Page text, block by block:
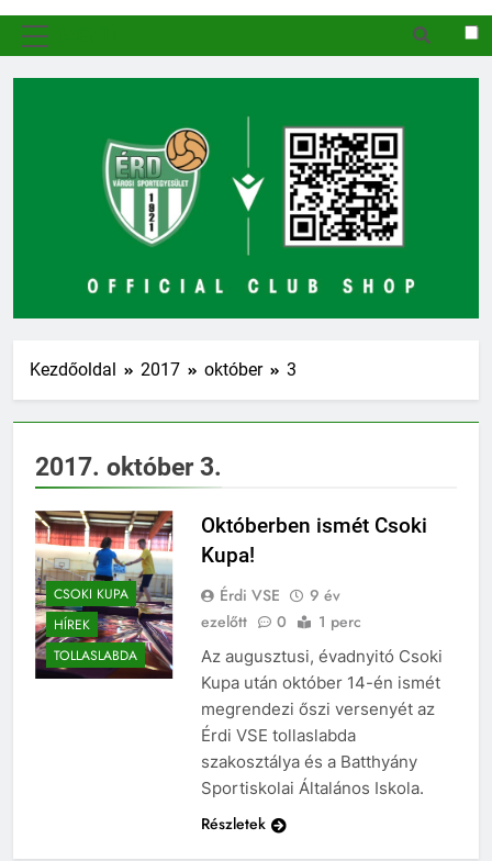
Kezdőoldal 2017 október 3
2017. október 3.
CSOKI KUPA
HÍREK
TOLLASLABDA
Októberben ismét Csoki
Kupa!
Érdi VSE
9 év
ezelőtt
0 1 perc
Az augusztusi, évadnyitó Csoki
Kupa után október 14-én ismét
megrendezi őszi versenyét az
Érdi VSE tollaslabda
szakosztálya és a Batthyány
Sportiskolai Általános Iskola.
Részletek